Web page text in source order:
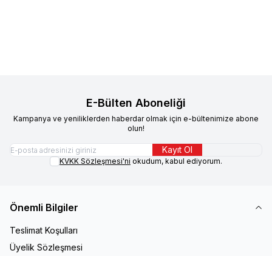
E-Bülten Aboneliği
Kampanya ve yeniliklerden haberdar olmak için e-bültenimize abone
olun!
Kayıt Ol
KVKK Sözleşmesi'ni okudum, kabul ediyorum.
Önemli Bilgiler
Teslimat Koşulları
Üyelik Sözleşmesi